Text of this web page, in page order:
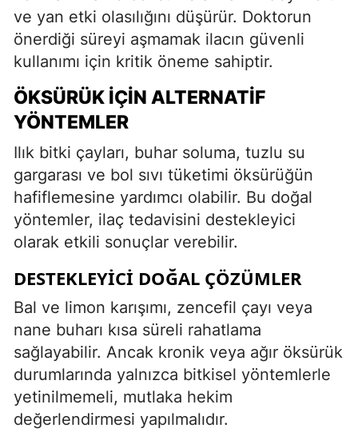
ve yan etki olasılığını düşürür. Doktorun
önerdiği süreyi aşmamak ilacın güvenli
kullanımı için kritik öneme sahiptir.
ÖKSÜRÜK İÇIN ALTERNATIF
YÖNTEMLER
Ilık bitki çayları, buhar soluma, tuzlu su
gargarası ve bol sıvı tüketimi öksürüğün
hafiflemesine yardımcı olabilir. Bu doğal
yöntemler, ilaç tedavisini destekleyici
olarak etkili sonuçlar verebilir.
DESTEKLEYICI DOĞAL ÇÖZÜMLER
Bal ve limon karışımı, zencefil çayı veya
nane buharı kısa süreli rahatlama
sağlayabilir. Ancak kronik veya ağır öksürük
durumlarında yalnızca bitkisel yöntemlerle
yetinilmemeli, mutlaka hekim
değerlendirmesi yapılmalıdır.